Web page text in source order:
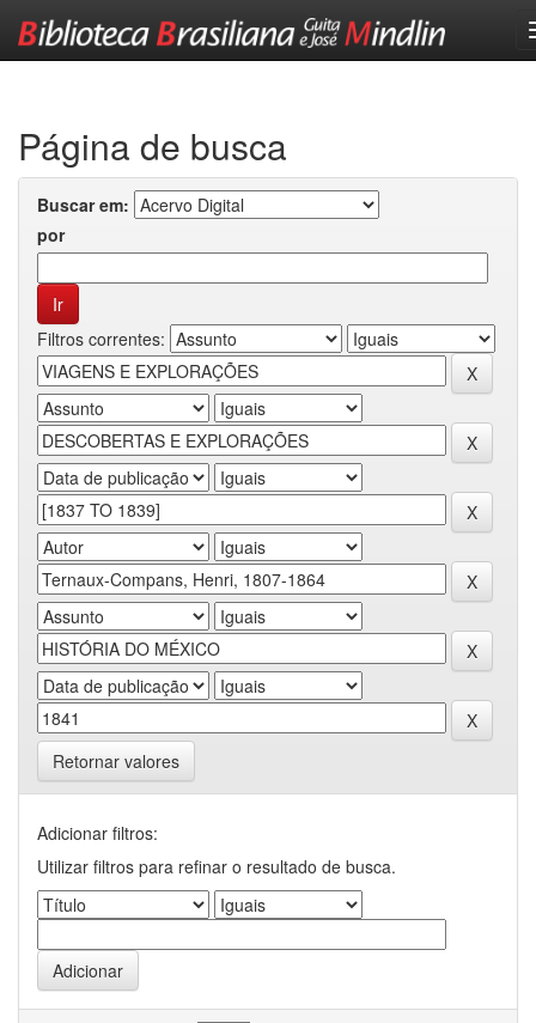
Página de busca
Buscar em:
por
Filtros correntes:
Retornar valores
Adicionar filtros:
Utilizar filtros para refinar o resultado de busca.